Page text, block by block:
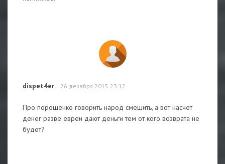
dispet4er 26 декабря 2015 23:12
Про порошенко говорить народ смешить, а вот насчет
денег разве евреи дают деньги тем от кого возврата не
будет?